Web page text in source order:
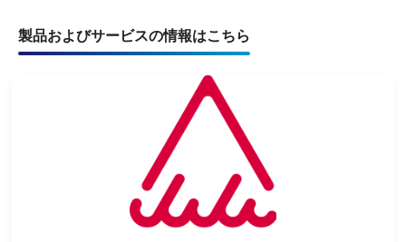
製品およびサービスの情報はこちら